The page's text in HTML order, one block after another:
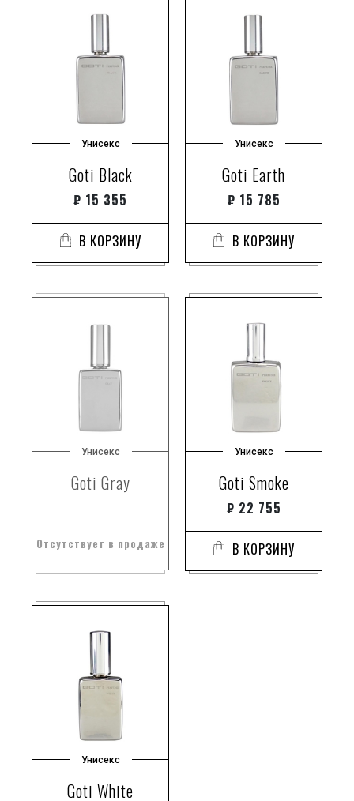
Унисекс
Goti Black
₽ 15 355
В КОРЗИНУ
Унисекс
Goti Earth
₽ 15 785
В КОРЗИНУ
Унисекс
Goti Gray
Отсутствует в продаже
Унисекс
Goti Smoke
₽ 22 755
В КОРЗИНУ
Унисекс
Goti White